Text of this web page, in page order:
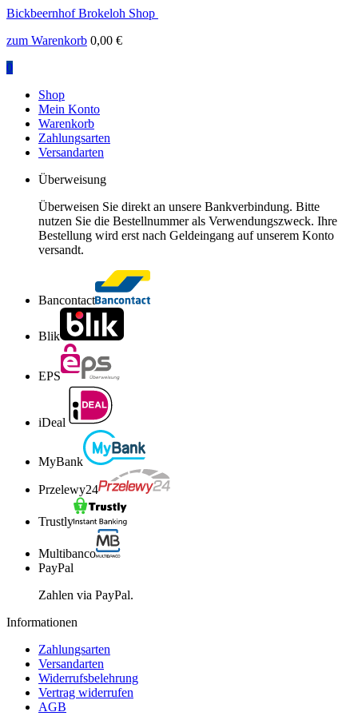
Bickbeernhof Brokeloh Shop
zum Warenkorb 0,00 €
0
Shop
Mein Konto
Warenkorb
Zahlungsarten
Versandarten
Überweisung
Überweisen Sie direkt an unsere Bankverbindung. Bitte
nutzen Sie die Bestellnummer als Verwendungszweck. Ihre
Bestellung wird erst nach Geldeingang auf unserem Konto
versandt.
Bancontact
Blik
EPS
iDeal
MyBank
Przelewy24
Trustly
Multibanco
PayPal
Zahlen via PayPal.
Informationen
Zahlungsarten
Versandarten
Widerrufsbelehrung
Vertrag widerrufen
AGB